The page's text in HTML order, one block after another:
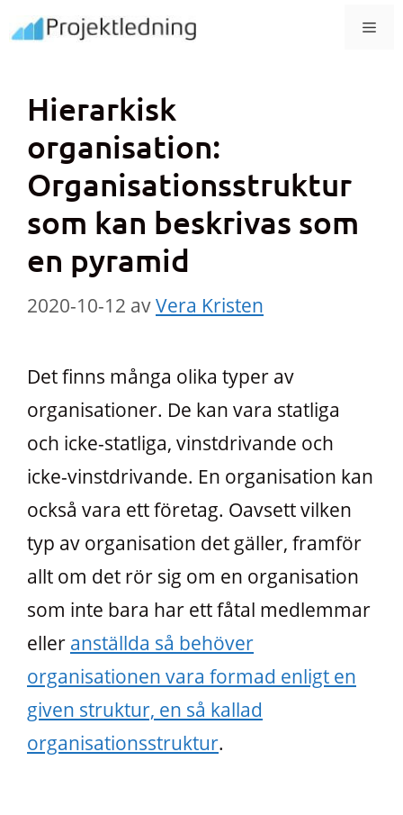
Hoppa
till
Hierarkisk
organisation:
Organisationsstruktur
som kan beskrivas som
en pyramid
2020-10-12 avVera Kristen
Det finns många olika typer av
organisationer. De kan vara statliga
och icke-statliga, vinstdrivande och
icke-vinstdrivande. En organisation kan
också vara ett företag. Oavsett vilken
typ av organisation det gäller, framför
allt om det rör sig om en organisation
som inte bara har ett fåtal medlemmar
eller anställda så behöver
organisationen vara formad enligt en
given struktur, en så kallad
organisationsstruktur.